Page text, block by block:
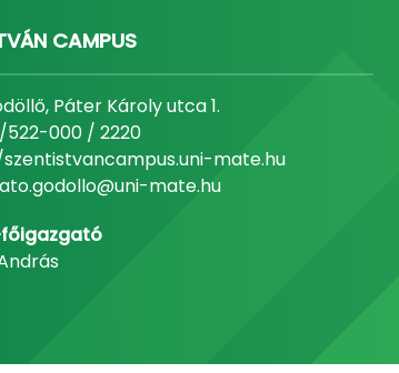
CAMPUS
Páter Károly utca 1.
000 / 2220
mate.hu
mate.hu